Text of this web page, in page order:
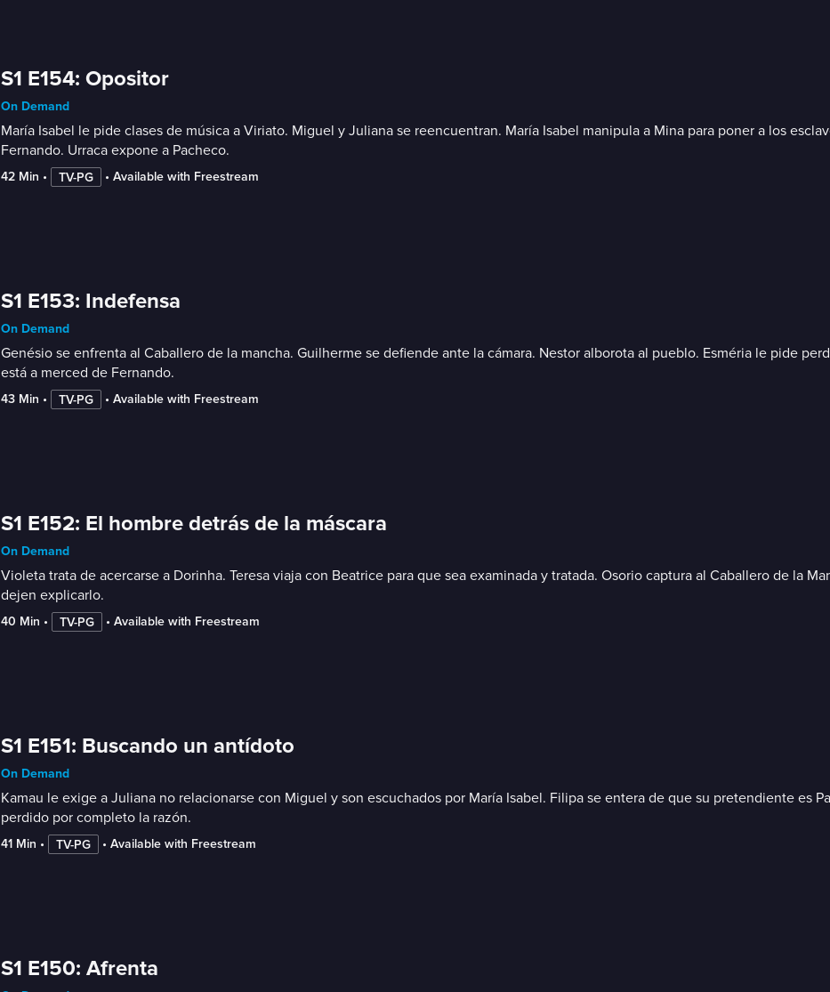
S1 E154: Opositor
On Demand
María Isabel le pide clases de música a Viriato. Miguel y Juliana se reencuentran. María Isabel manipula a Mina para poner a los
Fernando. Urraca expone a Pacheco.
42 Min • TV-PG • Available with Freestream
S1 E153: Indefensa
On Demand
Genésio se enfrenta al Caballero de la mancha. Guilherme se defiende ante la cámara. Nestor alborota al pueblo. Esméria le pide
está a merced de Fernando.
43 Min • TV-PG • Available with Freestream
S1 E152: El hombre detrás de la máscara
On Demand
Violeta trata de acercarse a Dorinha. Teresa viaja con Beatrice para que sea examinada y tratada. Osorio captura al Caballero de la
dejen explicarlo.
40 Min • TV-PG • Available with Freestream
S1 E151: Buscando un antídoto
On Demand
Kamau le exige a Juliana no relacionarse con Miguel y son escuchados por María Isabel. Filipa se entera de que su pretendiente es
perdido por completo la razón.
41 Min • TV-PG • Available with Freestream
S1 E150: Afrenta